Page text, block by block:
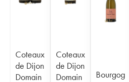
Coteaux
de Dijon
Domain
Coteaux
de Dijon
Domain
Bourgog